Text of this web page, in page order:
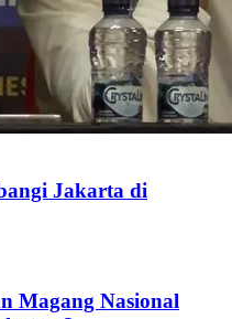
Jakarta di
Magang Nasional